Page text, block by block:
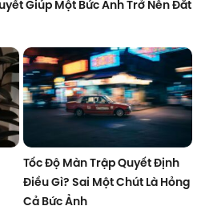
Giúp Một Bức Ảnh Trở Nên Đắt
Tốc Độ Màn Trập Quyết Định
Điều Gì? Sai Một Chút Là Hỏng
Cả Bức Ảnh